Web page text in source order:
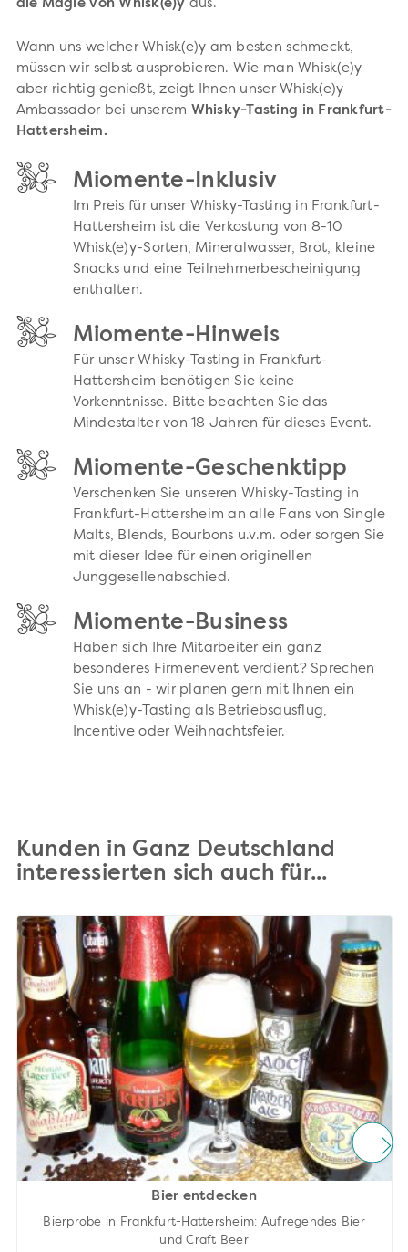
die Magie von Whisk(e)y aus.
Wann uns welcher Whisk(e)y am besten schmeckt,
müssen wir selbst ausprobieren. Wie man Whisk(e)y
aber richtig genießt, zeigt Ihnen unser Whisk(e)y
Ambassador bei unserem Whisky-Tasting in Frankfurt-
Hattersheim.
Miomente-Inklusiv
Im Preis für unser Whisky-Tasting in Frankfurt-
Hattersheim ist die Verkostung von 8-10
Whisk(e)y-Sorten, Mineralwasser, Brot, kleine
Snacks und eine Teilnehmerbescheinigung
enthalten.
Miomente-Hinweis
Für unser Whisky-Tasting in Frankfurt-
Hattersheim benötigen Sie keine
Vorkenntnisse. Bitte beachten Sie das
Mindestalter von 18 Jahren für dieses Event.
Miomente-Geschenktipp
Verschenken Sie unseren Whisky-Tasting in
Frankfurt-Hattersheim an alle Fans von Single
Malts, Blends, Bourbons u.v.m. oder sorgen Sie
mit dieser Idee für einen originellen
Junggesellenabschied.
Miomente-Business
Haben sich Ihre Mitarbeiter ein ganz
besonderes Firmenevent verdient? Sprechen
Sie uns an - wir planen gern mit Ihnen ein
Whisk(e)y-Tasting als Betriebsausflug,
Incentive oder Weihnachtsfeier.
Kunden in Ganz Deutschland
interessierten sich auch für...
Bier entdecken
Bierprobe in Frankfurt-Hattersheim: Aufregendes Bier
und Craft Beer